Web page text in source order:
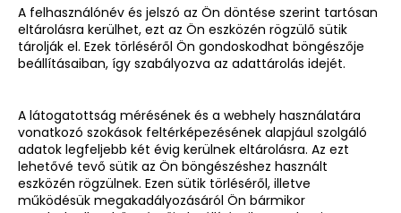
A felhasználónév és jelszó az Ön döntése szerint tartósan
eltárolásra kerülhet, ezt az Ön eszközén rögzülő sütik
tárolják el. Ezek törléséről Ön gondoskodhat böngészője
beállításaiban, így szabályozva az adattárolás idejét.
A látogatottság mérésének és a webhely használatára
vonatkozó szokások feltérképezésének alapjául szolgáló
adatok legfeljebb két évig kerülnek eltárolásra. Az ezt
lehetővé tevő sütik az Ön böngészéshez használt
eszközén rögzülnek. Ezen sütik törléséről, illetve
működésük megakadályozásáról Ön bármikor